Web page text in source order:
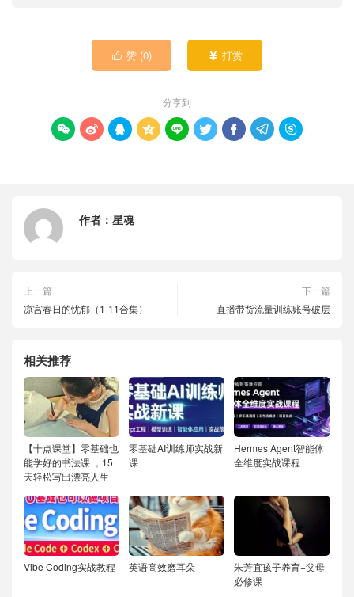
 赞 (0)  打赏
分享到
        
作者： 星魂
上一篇
凉宫春日的忧郁（1-11合集）
下一篇
直播带货流量训练账号破层
相关推荐
【十点课堂】零基础也
能学好的书法课 ，15
天轻松写出漂亮人生
零基础AI训练师实战新
课
Hermes Agent智能体
全维度实战课程
Vibe Coding实战教程 英语高效磨耳朵
朱芳宜孩子养育+父母
必修课